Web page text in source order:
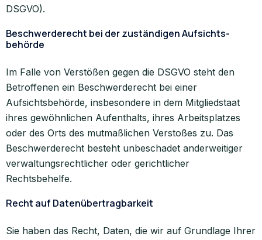
DSGVO).
Beschwerde­recht bei der zuständigen Aufsichts­
behörde
Im Falle von Verstößen gegen die DSGVO steht den
Betroffenen ein Beschwerderecht bei einer
Aufsichtsbehörde, insbesondere in dem Mitgliedstaat
ihres gewöhnlichen Aufenthalts, ihres Arbeitsplatzes
oder des Orts des mutmaßlichen Verstoßes zu. Das
Beschwerderecht besteht unbeschadet anderweitiger
verwaltungsrechtlicher oder gerichtlicher
Rechtsbehelfe.
Recht auf Daten­übertrag­barkeit
Sie haben das Recht, Daten, die wir auf Grundlage Ihrer